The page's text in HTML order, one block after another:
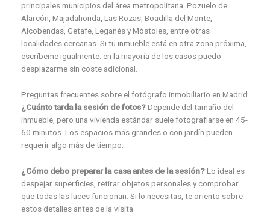
principales municipios del área metropolitana: Pozuelo de
Alarcón, Majadahonda, Las Rozas, Boadilla del Monte,
Alcobendas, Getafe, Leganés y Móstoles, entre otras
localidades cercanas. Si tu inmueble está en otra zona próxima,
escríbeme igualmente: en la mayoría de los casos puedo
desplazarme sin coste adicional.
Preguntas frecuentes sobre el fotógrafo inmobiliario en Madrid
¿Cuánto tarda la sesión de fotos?Depende del tamaño del
inmueble, pero una vivienda estándar suele fotografiarse en 45-
60 minutos. Los espacios más grandes o con jardín pueden
requerir algo más de tiempo.
¿Cómo debo preparar la casa antes de la sesión?Lo ideal es
despejar superficies, retirar objetos personales y comprobar
que todas las luces funcionan. Si lo necesitas, te oriento sobre
estos detalles antes de la visita.